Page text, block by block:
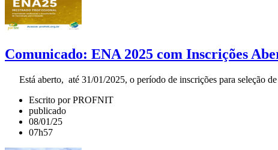
Comunicado: ENA 2025 com Inscrições
Está aberto, até 31/01/2025, o período de inscrições para seleção
Escrito por PROFNIT
publicado
08/01/25
07h57